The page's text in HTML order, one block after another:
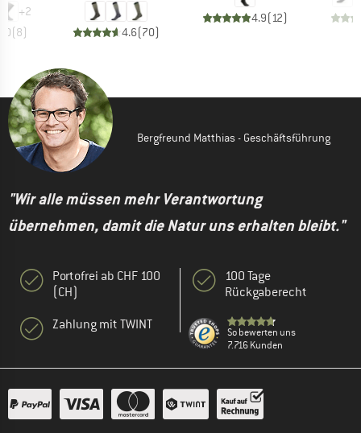
+2
(8) 4.6(70)
4.9(12)
Bergfreund Matthias - Geschäftsführung
"Wir alle müssen mehr Verantwortung
übernehmen, damit die Natur uns erhalten bleibt."
Portofrei ab CHF 100
(CH)
Zahlung mit TWINT
100 Tage
Rückgaberecht
So bewerten uns
7.716 Kunden